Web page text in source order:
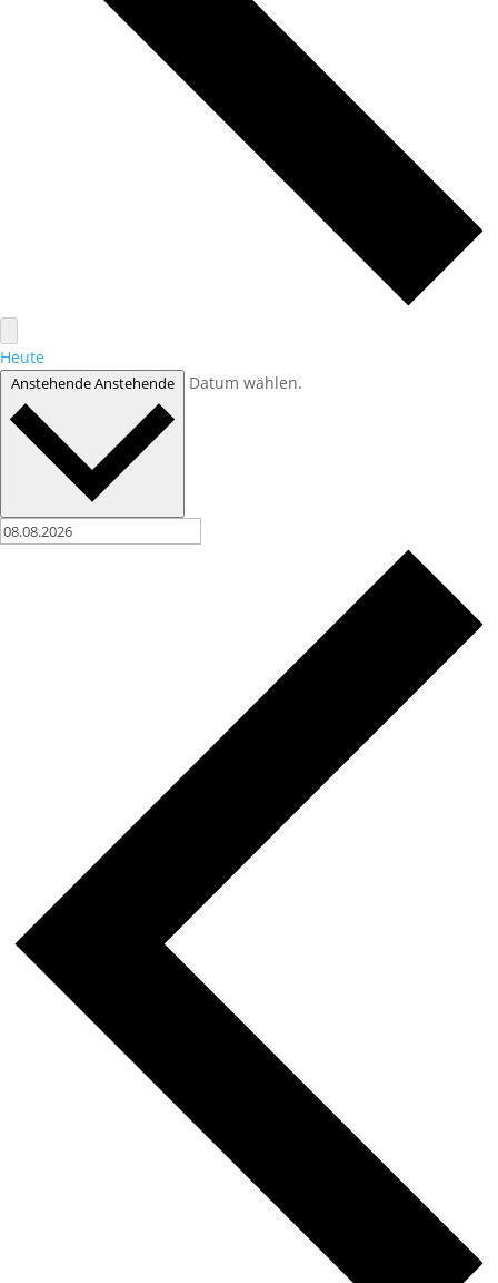
Heute
AnstehendeAnstehende Datum wählen.